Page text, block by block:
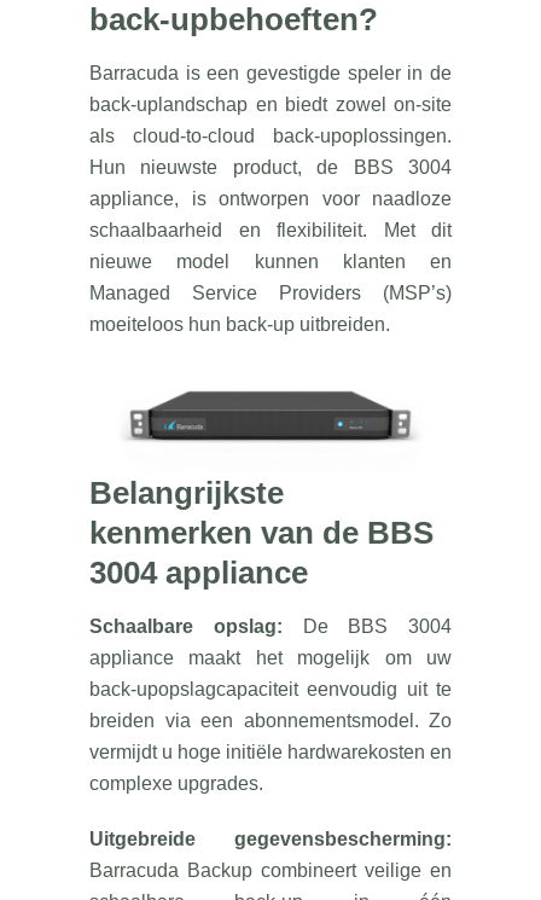
back-upbehoeften?
Barracuda is een gevestigde speler in de
back-uplandschap en biedt zowel on-site
als cloud-to-cloud back-upoplossingen.
Hun nieuwste product, de BBS 3004
appliance, is ontworpen voor naadloze
schaalbaarheid en flexibiliteit. Met dit
nieuwe model kunnen klanten en
Managed Service Providers (MSP’s)
moeiteloos hun back-up uitbreiden.
Belangrijkste
kenmerken van de BBS
3004 appliance
Schaalbare opslag: De BBS 3004
appliance maakt het mogelijk om uw
back-upopslagcapaciteit eenvoudig uit te
breiden via een abonnementsmodel. Zo
vermijdt u hoge initiële hardwarekosten en
complexe upgrades.
Uitgebreide gegevensbescherming:
Barracuda Backup combineert veilige en